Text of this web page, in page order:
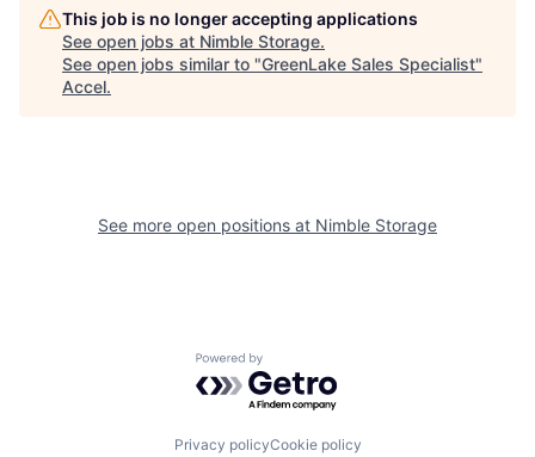
This job is no longer accepting applications
See open jobs at Nimble Storage.
See open jobs similar to "GreenLake Sales Specialist"
Accel.
See more open positions at Nimble Storage
Powered by Getro.com
Privacy policyCookie policy